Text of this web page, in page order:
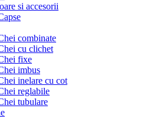
si accesorii
combinate
cu clichet
fixe
imbus
inelare cu cot
reglabile
tubulare